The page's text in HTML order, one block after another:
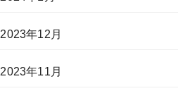
2023年12月
2023年11月